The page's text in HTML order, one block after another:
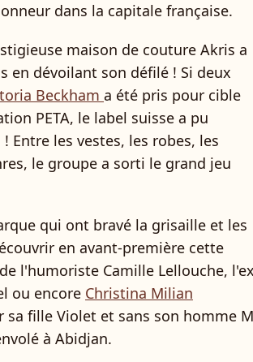
dans la capitale française.
maison de couture Akris a
en dévoilant son défilé ! Si deux
Beckham a été pris pour cible
PETA, le label suisse a pu
Entre les vestes, les robes, les
le groupe a sorti le grand jeu
qui ont bravé la grisaille et les
en avant-première cette
l'humoriste Camille Lellouche,
ou encore Christina Milian
fille Violet et sans son homme
à Abidjan.